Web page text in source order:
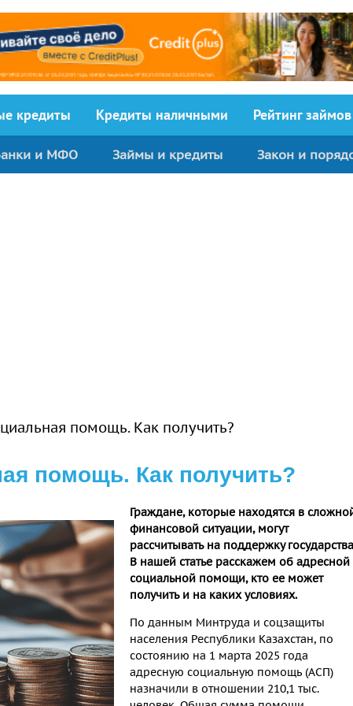
кредиты Кредиты наличными Рейтинг займов
и МФО Займы и кредиты Закон и
помощь. Как получить?
помощь. Как получить?
Граждане, которые находятся в
финансовой ситуации, могут
рассчитывать на поддержку
В нашей статье расскажем об адресной
социальной помощи, кто ее может
получить и на каких условиях.
По данным Минтруда и соцзащиты
населения Республики Казахстан, по
состоянию на 1 марта 2025 года
адресную социальную помощь (АСП)
назначили в отношении 210,1 тыс.